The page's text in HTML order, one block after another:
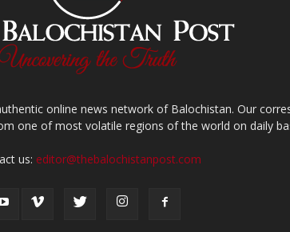
online news network of Balochistan. Our
one of most volatile regions of the world on daily
us: editor@thebalochistanpost.com